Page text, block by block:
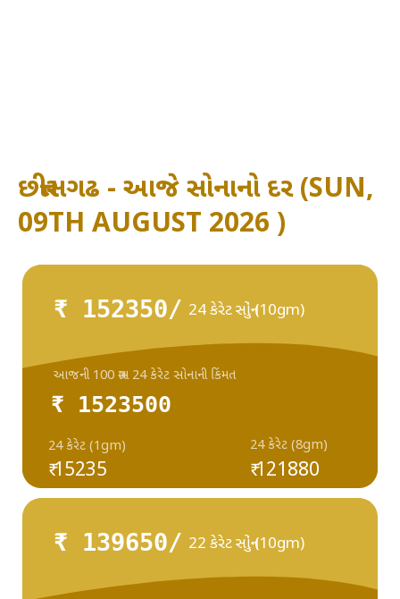
છત્તીસગઢ - આજે સોનાનો દર (SUN,
09TH AUGUST 2026 )
₹ 152350/ 24 કેરેટ સોનું (10gm)
₹ 1523500
₹ 15235
24 કેરેટ (1gm) 24 કેરેટ (8gm)
આજની 100 ગ્રામ 24 કેરેટ સોનાની કિંમત
₹ 121880
₹ 139650/ 22 કેરેટ સોનું (10gm)